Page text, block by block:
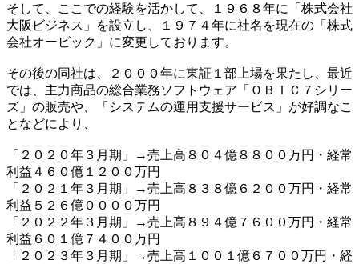
そして、ここでの経験を活かして、１９６８年に「株式会社
大阪ビジネス」を設立し、１９７４年に社名を現在の「株式
会社オービック」に変更しております。
その後の同社は、２０００年に東証１部上場を果たし、最近
では、主力商品の総合業務ソフトウェア「ＯＢＩＣ７シリー
ズ」の販売や、「システムの運用支援サービス」が好調なこ
となどにより、
「２０２０年３月期」→売上高８０４億８８００万円・経常
利益４６０億１２００万円
「２０２１年３月期」→売上高８３８億６２００万円・経常
利益５２６億００００万円
「２０２２年３月期」→売上高８９４億７６００万円・経常
利益６０１億７４００万円
「２０２３年３月期」→売上高１００１億６７００万円・経